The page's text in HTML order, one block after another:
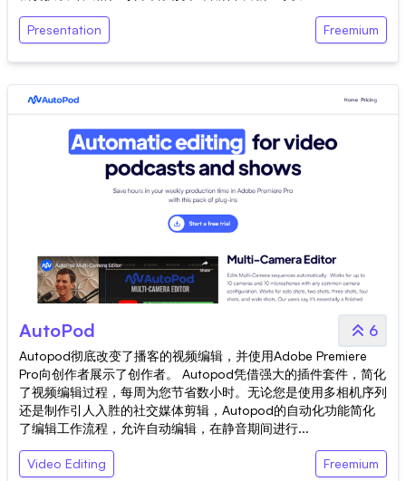
Presentation Freemium
AutoPod 6
Autopod彻底改变了播客的视频编辑，并使用Adobe Premiere
Pro向创作者展示了创作者。 Autopod凭借强大的插件套件，简化
了视频编辑过程，每周为您节省数小时。无论您是使用多相机序列
还是制作引人入胜的社交媒体剪辑，Autopod的自动化功能简化
了编辑工作流程，允许自动编辑，在静音期间进行...
Video Editing Freemium